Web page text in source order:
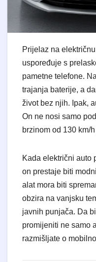
Prijelaz na
uspoređuje s
pametne telefone.
trajanja baterije, a
život bez njih. Ipak,
On ne nosi samo
brzinom od 130 km/
Kada električni auto
on prestaje biti
alat mora biti
obzira na vanjsku
javnih punjača. Da
promijeniti ne samo
razmišljate o